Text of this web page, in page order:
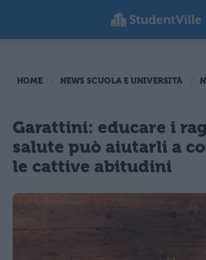
HOME NEWS SCUOLA E UNIVERSITÀ
Garattini: educare i
salute può aiutarli a
le cattive abitudini